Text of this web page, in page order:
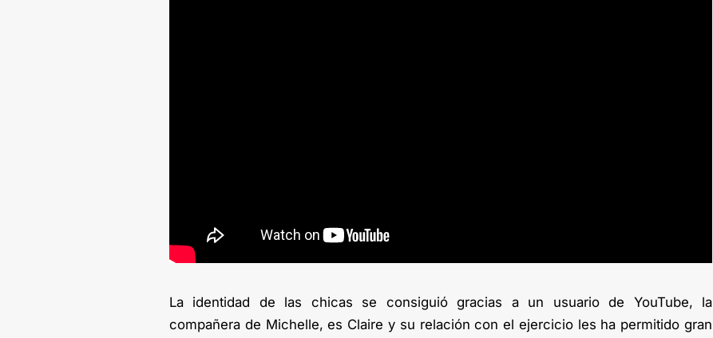
La identidad de las chicas se consiguió gracias a un usuario de YouTube, la
compañera de Michelle, es Claire y su relación con el ejercicio les ha permitido gran